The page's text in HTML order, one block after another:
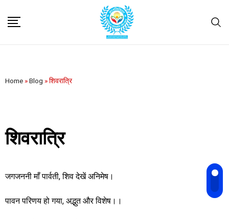
Home »Blog »शिवरात्रि
शिवरात्रि
जगजननी माँ पार्वती, शिव देखें अनिमेष।
पावन परिणय हो गया, अद्भुत और विशेष।।